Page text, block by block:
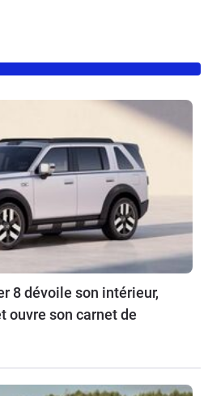
8 dévoile son intérieur,
ouvre son carnet de